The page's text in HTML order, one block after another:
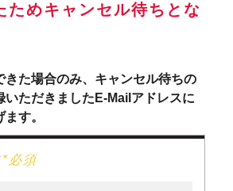
ためキャンセル待ちとな
きた場合のみ、キャンセル待ちの
いただきましたE-Mailアドレスに
す。
*必須